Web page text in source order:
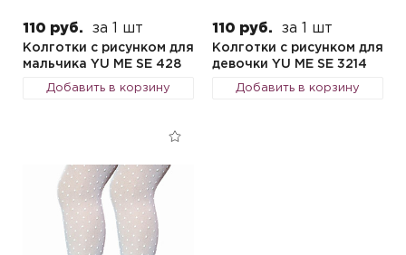
110 руб. за 1 шт
Колготки с рисунком для
мальчика YU ME SE 428
Добавить в корзину
110 руб. за 1 шт
Колготки с рисунком для
девочки YU ME SE 3214
Добавить в корзину